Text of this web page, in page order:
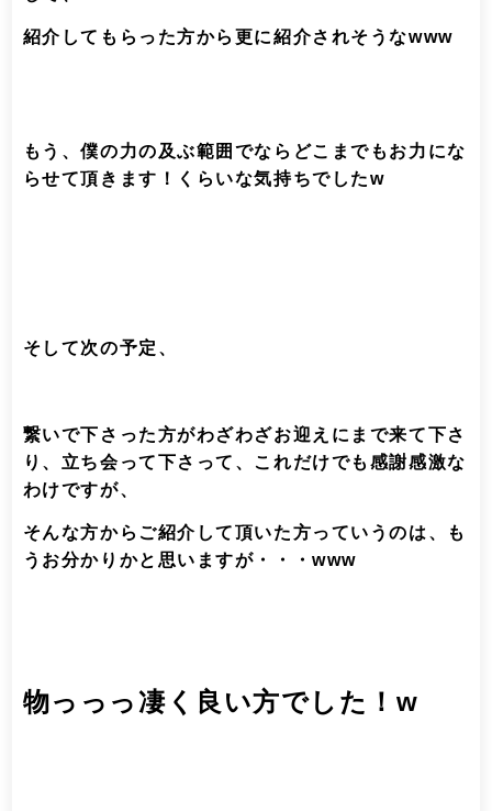
紹介してもらった方から更に紹介されそうなwww
もう、僕の力の及ぶ範囲でならどこまでもお力にな
らせて頂きます！くらいな気持ちでしたw
そして次の予定、
繋いで下さった方がわざわざお迎えにまで来て下さ
り、立ち会って下さって、これだけでも感謝感激な
わけですが、
そんな方からご紹介して頂いた方っていうのは、も
うお分かりかと思いますが・・・www
物っっっ凄く良い方でした！w